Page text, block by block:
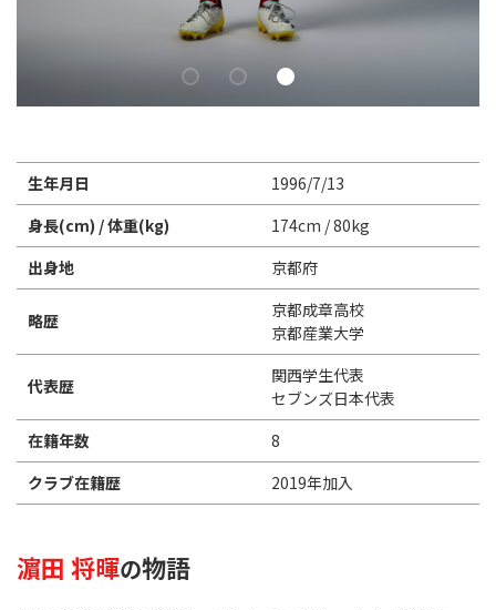
生年月日
1996/7/13
身長(cm) / 体重(kg)
174cm / 80kg
出身地
京都府
略歴
京都成章高校
京都産業大学
代表歴
関西学生代表
セブンズ日本代表
在籍年数
8
クラブ在籍歴
2019年加入
濵田 将暉の物語